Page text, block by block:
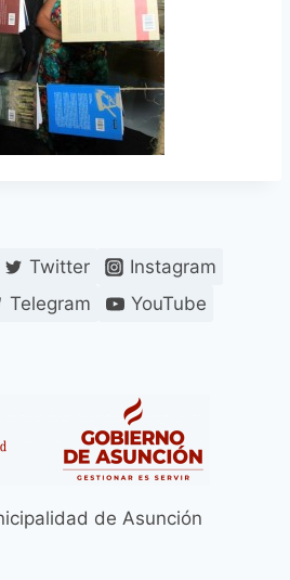
Twitter
Instagram
Telegram YouTube
de Asunción